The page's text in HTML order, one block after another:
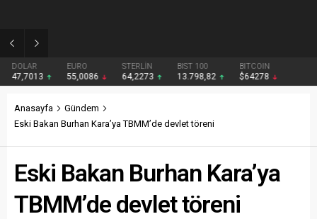
DOLAR
47,7013
EURO
55,0086
STERLİN
64,2273
BIST 100
13.798,82
BITCOIN
$64278
Anasayfa
Gündem
Eski Bakan Burhan Kara’ya TBMM’de devlet töreni
Eski Bakan Burhan Kara’ya
TBMM’de devlet töreni